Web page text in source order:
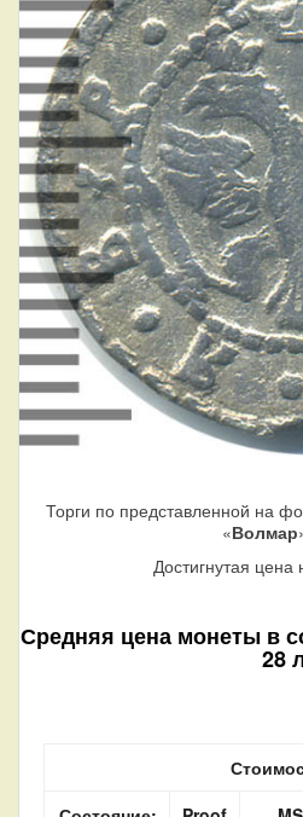
Торги по представленной на
«Волмар
Достигнутая цена
Средняя цена монеты в
28